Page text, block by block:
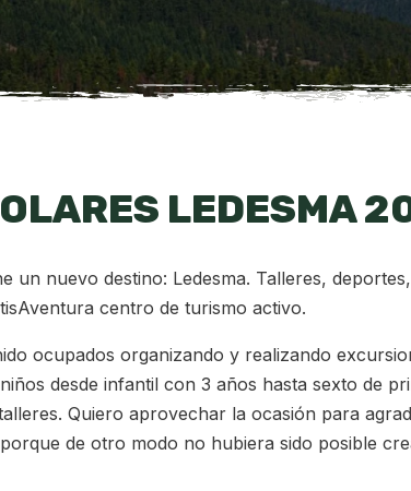
LEDESMA
un nuevo destino: Ledesma. Talleres,
centro de turismo activo.
ocupados organizando y realizando
desde infantil con 3 años hasta sexto de
Quiero aprovechar la ocasión para
de otro modo no hubiera sido posible